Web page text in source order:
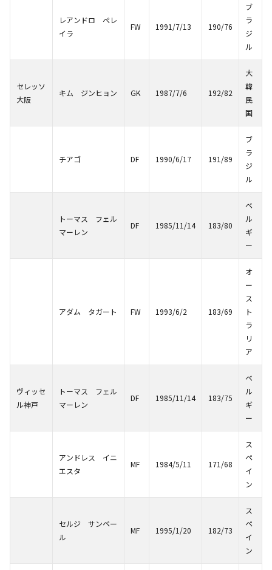
レアンドロ ぺレ
イラ
FW 1991/7/13 190/76
ブ
ラ
ジ
ル
セレッソ
大阪
キム ジンヒョン GK 1987/7/6 192/82
大
韓
民
国
チアゴ DF 1990/6/17 191/89
ブ
ラ
ジ
ル
トーマス フェル
マーレン
DF 1985/11/14 183/80
ベ
ル
ギ
ー
アダム タガート FW 1993/6/2 183/69
オ
ー
ス
ト
ラ
リ
ア
ヴィッセ
ル神戸
トーマス フェル
マーレン
DF 1985/11/14 183/75
ベ
ル
ギ
ー
アンドレス イニ
エスタ
MF 1984/5/11 171/68
ス
ペ
イ
ン
セルジ サンペー
ル
MF 1995/1/20 182/73
ス
ペ
イ
ン